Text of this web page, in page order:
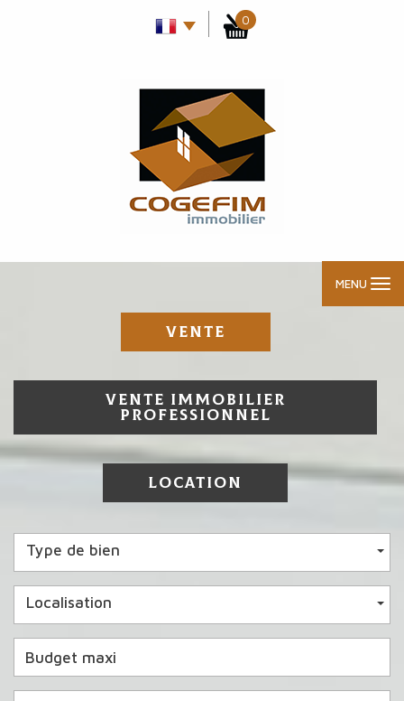
0
MENU
VENTE
VENTE IMMOBILIER
PROFESSIONNEL
LOCATION
Type de bien
Localisation